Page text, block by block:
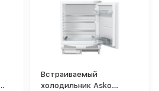
Встраиваемый
холодильник Asko